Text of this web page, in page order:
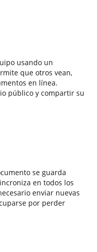
usando un
que otros vean,
en línea.
público y compartir su
se guarda
en todos los
enviar nuevas
por perder